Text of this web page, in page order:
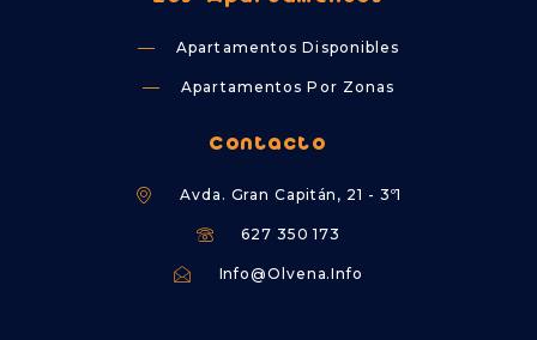
Apartamentos Disponibles
Apartamentos Por Zonas
Contacto
Avda. Gran Capitán, 21 - 3º1
627 350 173
Info@olvena.info